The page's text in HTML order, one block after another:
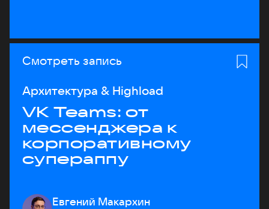
Смотреть запись
Архитектура & Highload
VK Teams: от
мессенджера к
корпоративному
супераппу
Евгений Макархин